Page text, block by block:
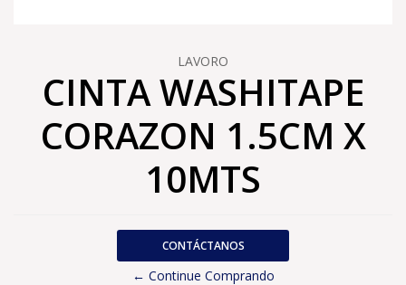
LAVORO
CINTA WASHITAPE
CORAZON 1.5CM X
10MTS
CONTÁCTANOS
← Continue Comprando